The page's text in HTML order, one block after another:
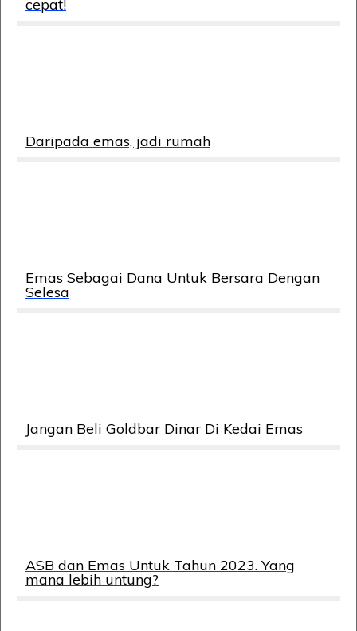
cepat!
Daripada emas, jadi rumah
Emas Sebagai Dana Untuk Bersara Dengan
Selesa
Jangan Beli Goldbar Dinar Di Kedai Emas
ASB dan Emas Untuk Tahun 2023. Yang
mana lebih untung?